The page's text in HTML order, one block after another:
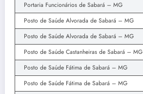
Portaria Funcionários de Sabará – MG
Posto de Saúde Alvorada de Sabará – MG
Posto de Saúde Alvorada de Sabará – MG
Posto de Saúde Castanheiras de Sabará – MG
Posto de Saúde Fátima de Sabará – MG
Posto de Saúde Fátima de Sabará – MG